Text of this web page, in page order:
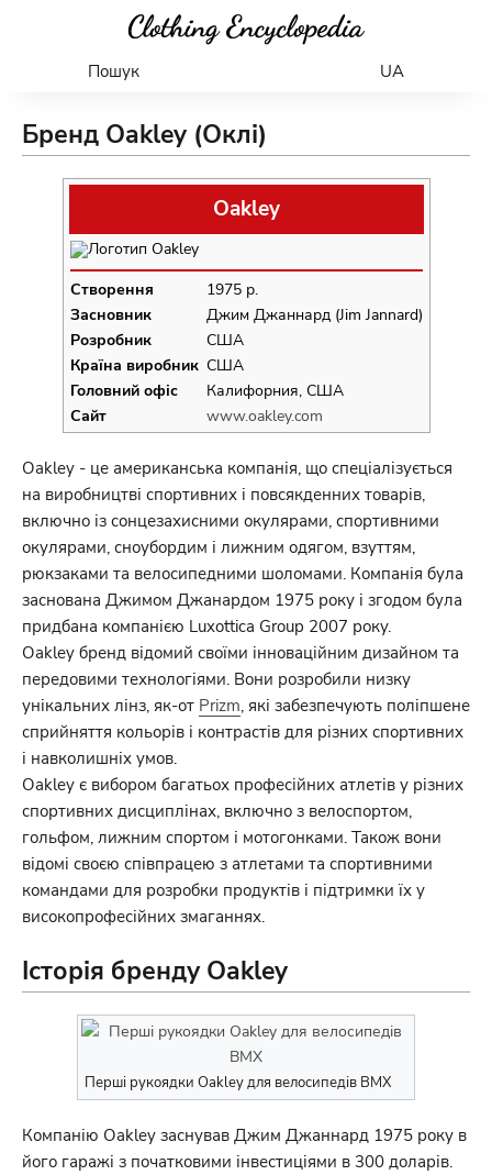
Пошук UA
Бренд Oakley (Оклі)
Oakley
Створення
1975 р.
Засновник
Джим Джаннард (Jim Jannard)
Розробник
США
Країна виробник США
Головний офіс
Калифорния, США
Сайт
www.oakley.com
Oakley - це американська компанія, що спеціалізується
на виробництві спортивних і повсякденних товарів,
включно із сонцезахисними окулярами, спортивними
окулярами, сноубордим і лижним одягом, взуттям,
рюкзаками та велосипедними шоломами. Компанія була
заснована Джимом Джанардом 1975 року і згодом була
придбана компанією Luxottica Group 2007 року.
Oakley бренд відомий своїми інноваційним дизайном та
передовими технологіями. Вони розробили низку
унікальних лінз, як-от Prizm, які забезпечують поліпшене
сприйняття кольорів і контрастів для різних спортивних
і навколишніх умов.
Oakley є вибором багатьох професійних атлетів у різних
спортивних дисциплінах, включно з велоспортом,
гольфом, лижним спортом і мотогонками. Також вони
відомі своєю співпрацею з атлетами та спортивними
командами для розробки продуктів і підтримки їх у
високопрофесійних змаганнях.
Історія бренду Oakley
Перші рукоядки Oakley для велосипедів BMX
Компанію Oakley заснував Джим Джаннард 1975 року в
його гаражі з початковими інвестиціями в 300 доларів.